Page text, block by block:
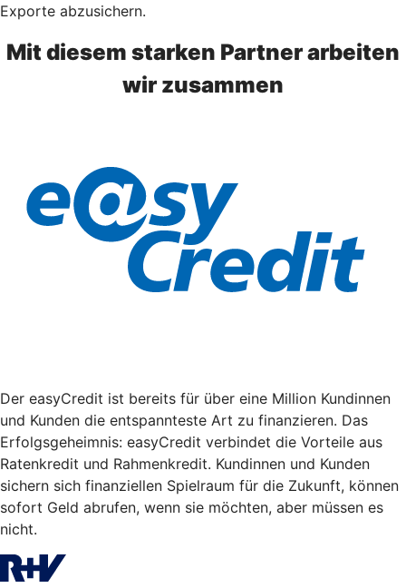
Exporte abzusichern.
Mit diesem starken Partner arbeiten
wir zusammen
Der easyCredit ist bereits für über eine Million Kundinnen
und Kunden die entspannteste Art zu finanzieren. Das
Erfolgsgeheimnis: easyCredit verbindet die Vorteile aus
Ratenkredit und Rahmenkredit. Kundinnen und Kunden
sichern sich finanziellen Spielraum für die Zukunft, können
sofort Geld abrufen, wenn sie möchten, aber müssen es
nicht.